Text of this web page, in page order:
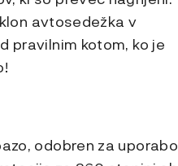
avtosedežka v
pravilnim kotom, ko je
odobren za uporabo